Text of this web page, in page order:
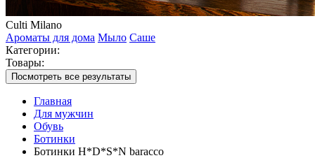
Culti Milano
Ароматы для дома Мыло Саше
Категории:
Товары:
Посмотреть все результаты
Главная
Для мужчин
Обувь
Ботинки
Ботинки H*D*S*N baracco